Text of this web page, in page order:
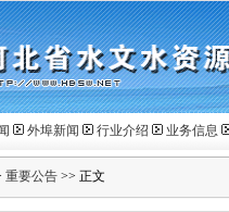
外埠新闻 行业介绍 业务信息
重要公告 >> 正文